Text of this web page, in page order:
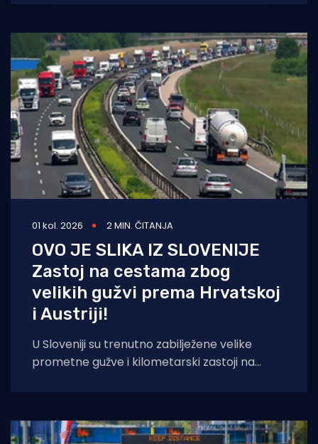
Duža čekanja i povremeni
01 kol. 2026 2 MIN. ČITANJA
OVO JE SLIKA IZ SLOVENIJE
Zastoj na cestama zbog
velikih gužvi prema Hrvatskoj
i Austriji!
U Sloveniji su trenutno zabilježene velike
prometne gužve i kilometarski zastoji na
Hrvatskoj i Austriji, s